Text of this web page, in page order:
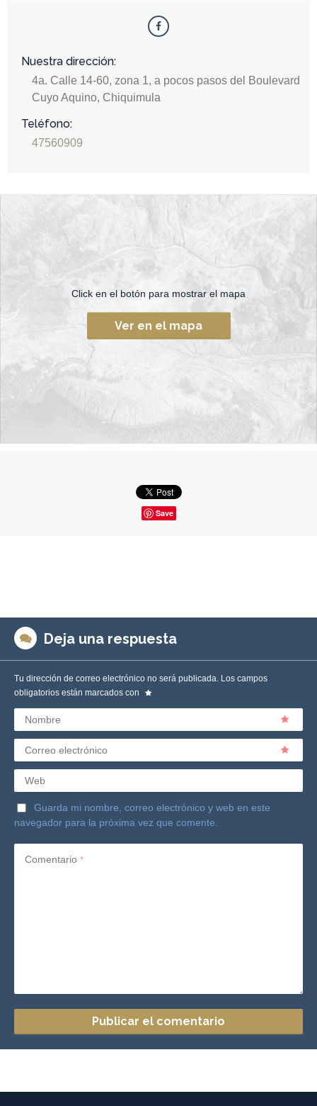
Nuestra dirección:
4a. Calle 14-60, zona 1, a pocos pasos del Boulevard
Cuyo Aquino, Chiquimula
Teléfono:
47560909
Click en el botón para mostrar el mapa
Ver en el mapa
Save
Deja una respuesta
Tu dirección de correo electrónico no será publicada. Los campos
obligatorios están marcados con
Nombre
Correo electrónico
Web
Guarda mi nombre, correo electrónico y web en este
navegador para la próxima vez que comente.
Comentario *